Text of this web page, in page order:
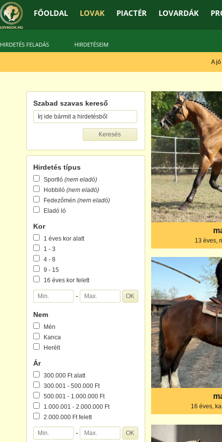
FŐOLDAL LOVAK PIACTÉR LOVARDÁK
HIRDETÉS FELADÁS HIRDETÉSEIM
A jó
Szabad szavas kereső
Hirdetés típus
Sportló (nem eladó)
Hobbiló (nem eladó)
Fedezőmén (nem eladó)
Eladó ló
Kor
1 éves kor alatt
1 - 3
4 - 8
9 - 15
16 éves kor felett
-
Nem
Mén
Kanca
Herélt
Ár
300.000 Ft alatt
300.001 - 500.000 Ft
500.001 - 1.000.000 Ft
1.000.001 - 2.000.000 Ft
2.000.000 Ft felett
-
13 éves,
16 éves,